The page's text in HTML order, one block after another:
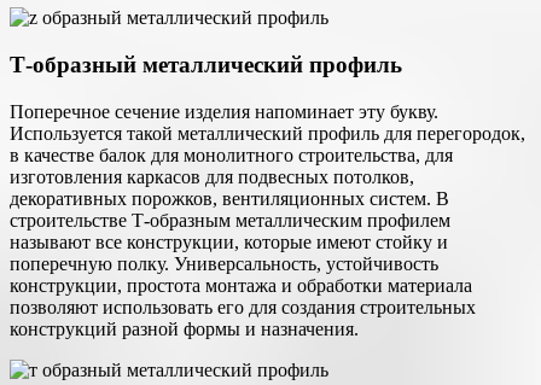
Т-образный металлический профиль
Поперечное сечение изделия напоминает эту букву.
Используется такой металлический профиль для перегородок,
в качестве балок для монолитного строительства, для
изготовления каркасов для подвесных потолков,
декоративных порожков, вентиляционных систем. В
строительстве Т-образным металлическим профилем
называют все конструкции, которые имеют стойку и
поперечную полку. Универсальность, устойчивость
конструкции, простота монтажа и обработки материала
позволяют использовать его для создания строительных
конструкций разной формы и назначения.